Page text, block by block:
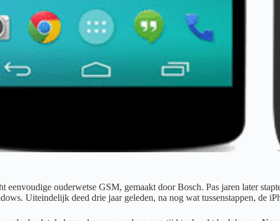
ouderwetse GSM, gemaakt door Bosch. Pas jaren later
Uiteindelijk deed drie jaar geleden, na nog wat tussenstappen, de